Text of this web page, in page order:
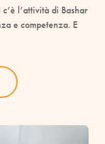
l’attività di Bashar
e competenza. E